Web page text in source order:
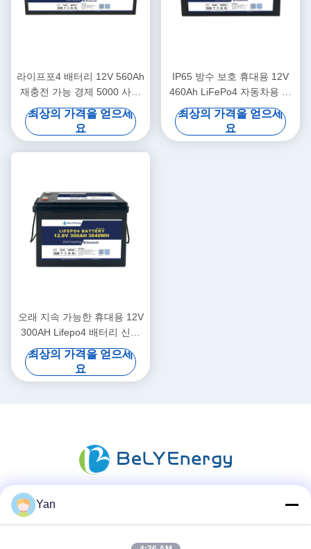
라이프포4 배터리 12V 560Ah
재충전 가능 경제 5000 사이
클 12v 라이프포4 배터리 팩
최상의 가격을 얻으세
요
IP65 방수 보호 휴대용 12V
460Ah LiFePo4 자동차용 장
수 배터리
최상의 가격을 얻으세
요
오래 지속 가능한 휴대용 12V
300AH Lifepo4 배터리 신규
A급 셀 장시간 사용
최상의 가격을 얻으세
요
Yan